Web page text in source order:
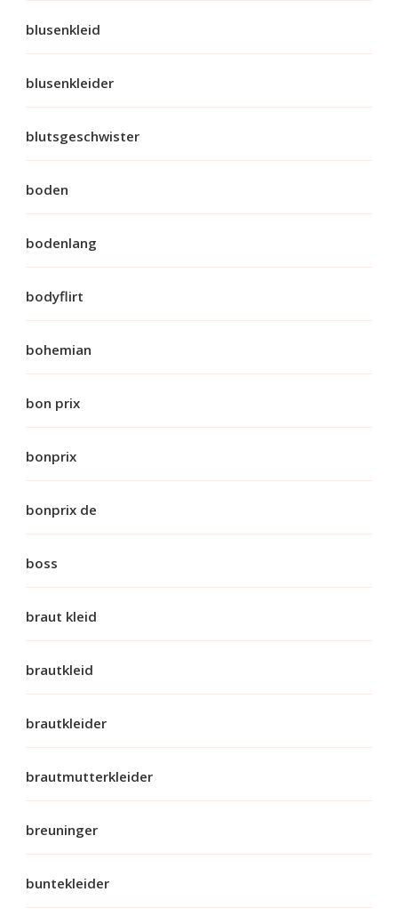
blusenkleid
blusenkleider
blutsgeschwister
boden
bodenlang
bodyflirt
bohemian
bon prix
bonprix
bonprix de
boss
braut kleid
brautkleid
brautkleider
brautmutterkleider
breuninger
buntekleider